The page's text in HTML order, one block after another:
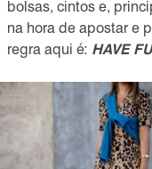
bolsas, cintos e,
na hora de apostar e
regra aqui é: HAVE